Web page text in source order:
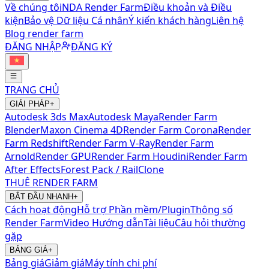
Về chúng tôiNDA Render FarmĐiều khoản và Điều
kiệnBảo vệ Dữ liệu Cá nhânÝ kiến khách hàngLiên hệ
Blog render farm
ĐĂNG NHẬP
ĐĂNG KÝ
TRANG CHỦ
GIẢI PHÁP+
Autodesk 3ds MaxAutodesk MayaRender Farm
BlenderMaxon Cinema 4DRender Farm CoronaRender
Farm RedshiftRender Farm V-RayRender Farm
ArnoldRender GPURender Farm HoudiniRender Farm
After EffectsForest Pack / RailClone
THUÊ RENDER FARM
BẮT ĐẦU NHANH+
Cách hoạt độngHỗ trợ Phần mềm/PluginThông số
Render FarmVideo Hướng dẫnTài liệuCâu hỏi thường
gặp
BẢNG GIÁ+
Bảng giáGiảm giáMáy tính chi phí